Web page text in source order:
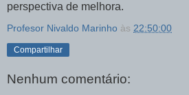
perspectiva de melhora.
Profesor Nivaldo Marinho às 22:50:00
Compartilhar
Nenhum comentário: